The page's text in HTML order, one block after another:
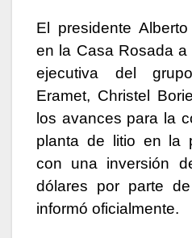
El presidente
en la Casa Rosada a
ejecutiva del
Eramet, Christel
los avances para la
planta de litio en la
con una inversión
dólares por parte
informó oficialmente.